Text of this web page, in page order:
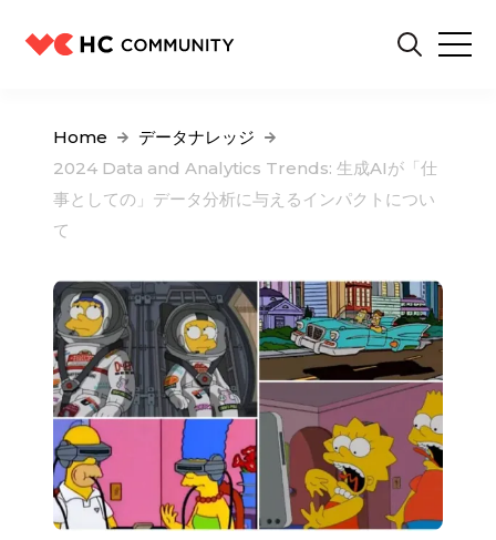
Home
データナレッジ
2024 Data and Analytics Trends: 生成AIが「仕
事としての」データ分析に与えるインパクトについ
て